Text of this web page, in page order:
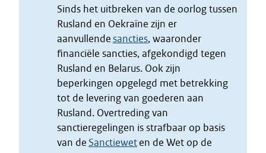
Sinds het uitbreken van de oorlog tussen
Rusland en Oekraïne zijn er
aanvullendesancties, waaronder
financiële sancties, afgekondigd tegen
Rusland en Belarus. Ook zijn
beperkingen opgelegd met betrekking
tot de levering van goederen aan
Rusland. Overtreding van
sanctieregelingen is strafbaar op basis
van de Sanctieweten de Wet op de